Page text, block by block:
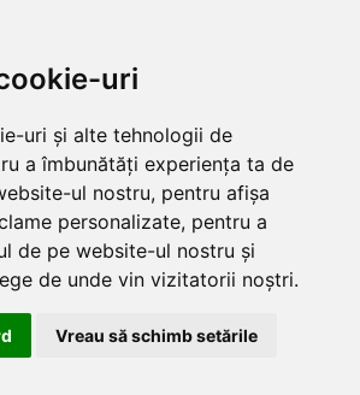
uri
uri și alte tehnologii de
a îmbunătăți experiența ta de
ul nostru, pentru afișa
personalizate, pentru a
de pe website-ul nostru și
de unde vin vizitatorii noștri.
Vreau să schimb setările